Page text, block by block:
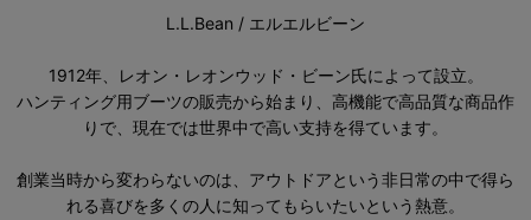
L.L.Bean / エルエルビーン
1912年、レオン・レオンウッド・ビーン氏によって設立。
ハンティング用ブーツの販売から始まり、高機能で高品質な商品作
りで、現在では世界中で高い支持を得ています。
創業当時から変わらないのは、アウトドアという非日常の中で得ら
れる喜びを多くの人に知ってもらいたいという熱意。